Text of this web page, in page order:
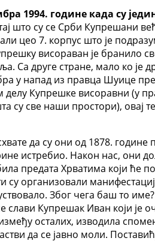
1994. године када су
што су се Срби Купрешани
цео 7. корпус што је
висораван је бранило
Са друге стране, мало ко
у напад из правца Шуице
Купрешке висоравни (у
су све наши простори), овај
да су они од 1878. године
истребио. Након нас, они
предата Хрватима који ће
су организовали
Због чега баш то
слави Купрешак Иван који је
осталих, изводила
да се јавно моли.